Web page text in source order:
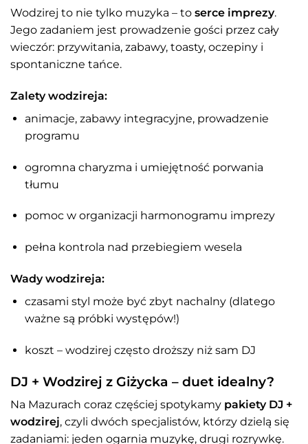
Wodzirej to nie tylko muzyka – to serce imprezy.
Jego zadaniem jest prowadzenie gości przez cały
wieczór: przywitania, zabawy, toasty, oczepiny i
spontaniczne tańce.
Zalety wodzireja:
animacje, zabawy integracyjne, prowadzenie
programu
ogromna charyzma i umiejętność porwania
tłumu
pomoc w organizacji harmonogramu imprezy
pełna kontrola nad przebiegiem wesela
Wady wodzireja:
czasami styl może być zbyt nachalny (dlatego
ważne są próbki występów!)
koszt – wodzirej często droższy niż sam DJ
DJ + Wodzirej z Giżycka – duet idealny?
Na Mazurach coraz częściej spotykamy pakiety DJ +
wodzirej, czyli dwóch specjalistów, którzy dzielą się
zadaniami: jeden ogarnia muzykę, drugi rozrywkę.